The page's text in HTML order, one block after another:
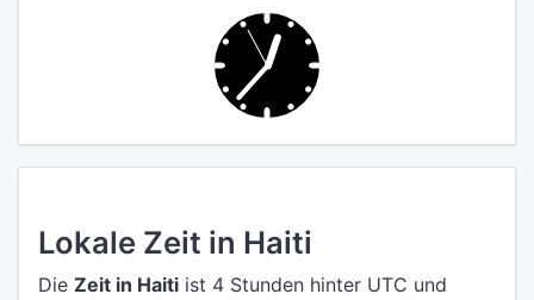
Lokale Zeit in Haiti
Die Zeit in Haiti ist 4 Stunden hinter UTC und